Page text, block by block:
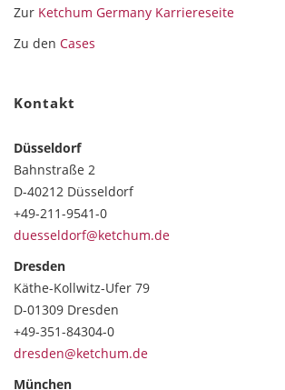
Zur Ketchum Germany Karriereseite
Zu den Cases
Kontakt
Düsseldorf
Bahnstraße 2
D-40212 Düsseldorf
+49-211-9541-0
duesseldorf@ketchum.de
Dresden
Käthe-Kollwitz-Ufer 79
D-01309 Dresden
+49-351-84304-0
dresden@ketchum.de
München